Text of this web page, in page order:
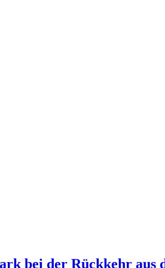
bei der Rückkehr aus